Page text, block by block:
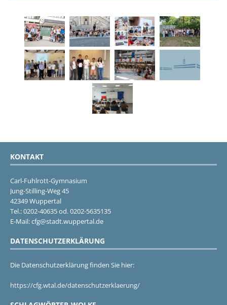
KONTAKT
Carl-Fuhlrott-Gymnasium
Jung-Stilling-Weg 45
42349 Wuppertal
Tel.: 0202-40635 od. 0202-5635135
E-Mail: cfg@stadt.wuppertal.de
DATENSCHUTZERKLÄRUNG
Die Datenschutzerklärung finden Sie hier:
https://cfg.wtal.de/datenschutzerklaerung/